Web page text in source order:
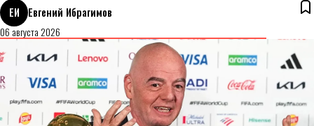
ЕИ
Евгений Ибрагимов
06 августа 2026